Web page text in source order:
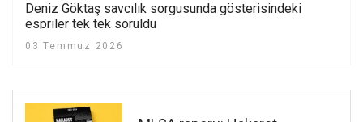
Deniz Göktaş savcılık sorgusunda gösterisindeki
espriler tek tek soruldu
03 Temmuz 2026